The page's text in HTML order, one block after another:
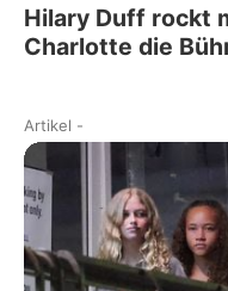
Hilary Duff rockt
Charlotte die
Artikel -